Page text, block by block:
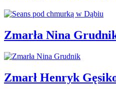
Zmarła Nina
Zmarł Henryk